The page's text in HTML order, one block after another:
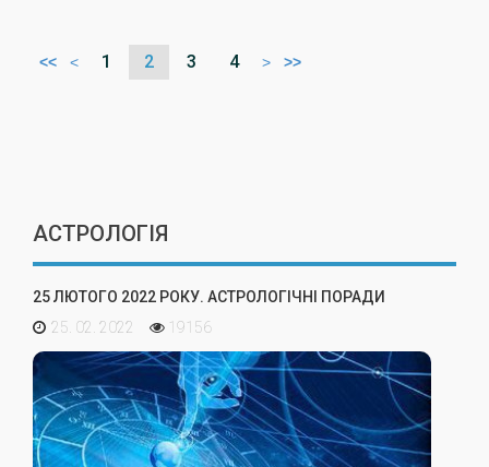
<< < 1 2 3 4 > >>
АСТРОЛОГІЯ
25 ЛЮТОГО 2022 РОКУ. АСТРОЛОГІЧНІ ПОРАДИ
25. 02. 2022
19156